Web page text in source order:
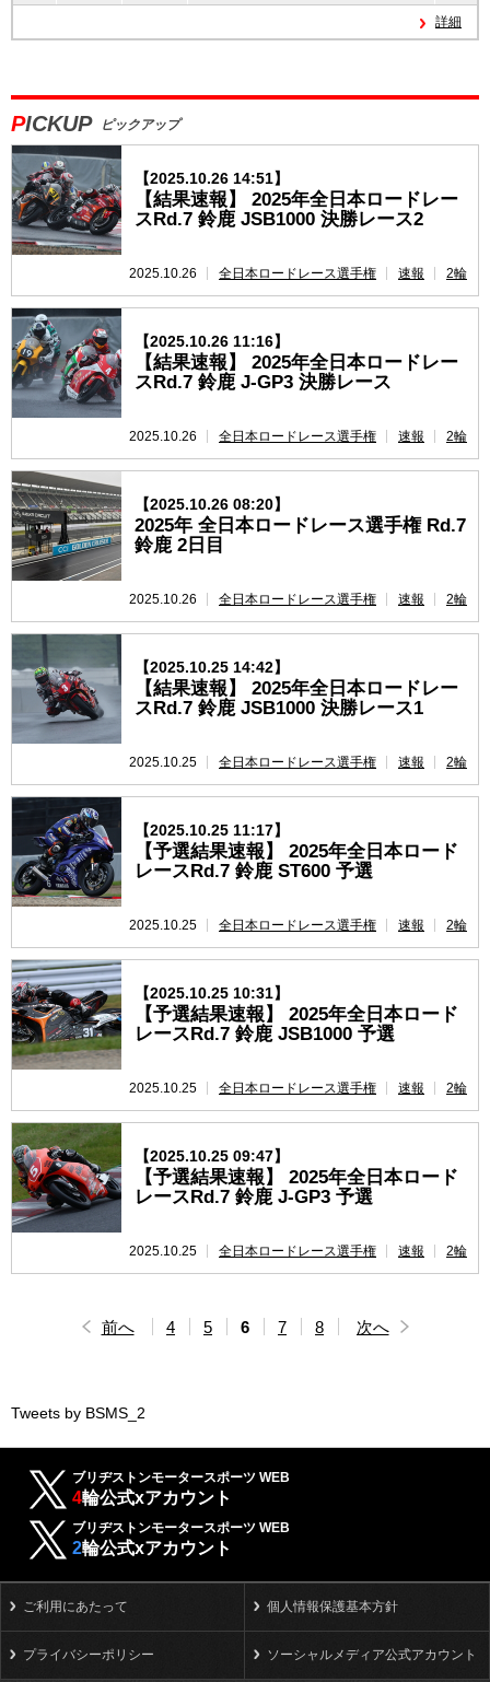
詳細
PICKUP ピックアップ
【2025.10.26 14:51】
【結果速報】 2025年全日本ロードレー
スRd.7 鈴鹿 JSB1000 決勝レース2
2025.10.26 全日本ロードレース選手権 速報 2輪
【2025.10.26 11:16】
【結果速報】 2025年全日本ロードレー
スRd.7 鈴鹿 J-GP3 決勝レース
2025.10.26 全日本ロードレース選手権 速報 2輪
【2025.10.26 08:20】
2025年 全日本ロードレース選手権 Rd.7
鈴鹿 2日目
2025.10.26 全日本ロードレース選手権 速報 2輪
【2025.10.25 14:42】
【結果速報】 2025年全日本ロードレー
スRd.7 鈴鹿 JSB1000 決勝レース1
2025.10.25 全日本ロードレース選手権 速報 2輪
【2025.10.25 11:17】
【予選結果速報】 2025年全日本ロード
レースRd.7 鈴鹿 ST600 予選
2025.10.25 全日本ロードレース選手権 速報 2輪
【2025.10.25 10:31】
【予選結果速報】 2025年全日本ロード
レースRd.7 鈴鹿 JSB1000 予選
2025.10.25 全日本ロードレース選手権 速報 2輪
【2025.10.25 09:47】
【予選結果速報】 2025年全日本ロード
レースRd.7 鈴鹿 J-GP3 予選
2025.10.25 全日本ロードレース選手権 速報 2輪
前へ 4 5 6 7 8 次へ
Tweets by BSMS_2
ブリヂストンモータースポーツ WEB
4輪公式xアカウント
ブリヂストンモータースポーツ WEB
2輪公式xアカウント
ご利用にあたって 個人情報保護基本方針
プライバシーポリシー ソーシャルメディア公式アカウント